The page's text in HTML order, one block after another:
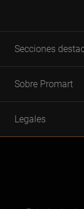
Secciones
Sobre Promart
Legales